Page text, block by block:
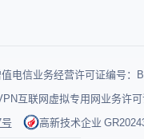
电信业务经营许可证编号：
互联网虚拟专用网业务许
高新技术企业